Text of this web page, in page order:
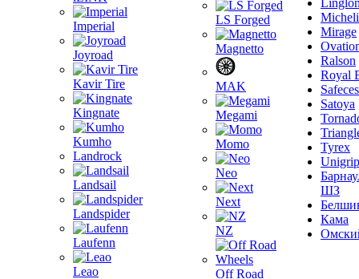
Imperial
Joyroad
Kavir Tire
Kingnate
Kumho
Landrock
Landsail
Landspider
Laufenn
Leao
LS Forged
Magnetto
MAK
Megami
Momo
Neo
Next
NZ
Off Road
Mirage
Ralson
Royal
Satoya
Tyrex
Unigrip
ШЗ
Кама